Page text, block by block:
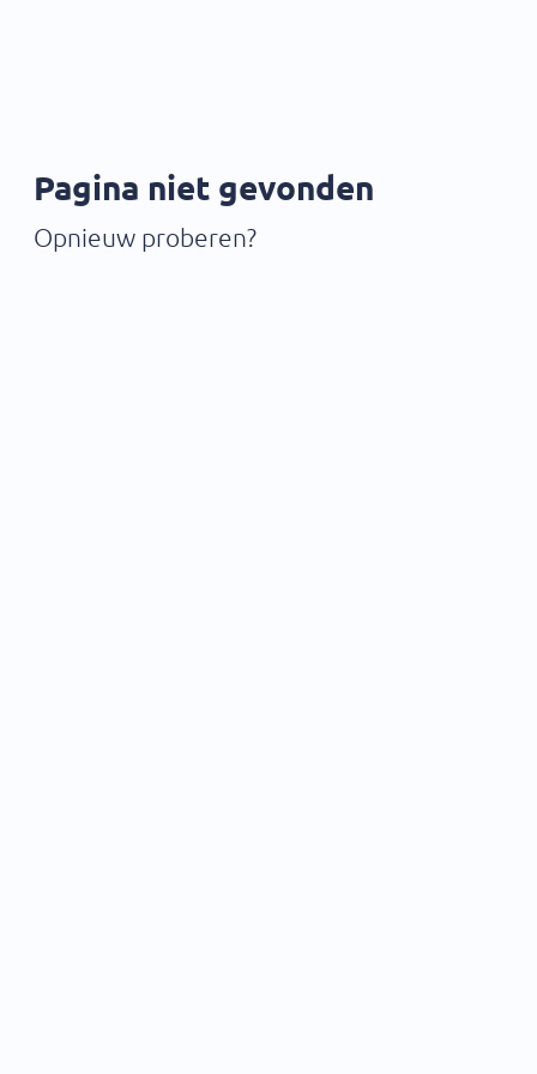
Pagina niet gevonden
Opnieuw proberen?